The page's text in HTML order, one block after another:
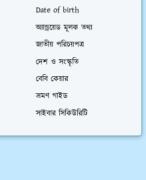
Date of birth
অ্যান্ড্রয়েড মূলক তথ্য
জাতীয় পরিচয়পত্র
দেশ ও সংস্কৃতি
বেবি কেয়ার
ভ্রমণ গাইড
সাইবার সিকিউরিটি